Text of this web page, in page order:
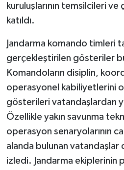
kuruluşlarının temsilcileri ve
katıldı.
Jandarma komando timleri
gerçekleştirilen gösteriler
Komandoların disiplin,
operasyonel kabiliyetlerini
gösterileri vatandaşlardan
Özellikle yakın savunma
operasyon senaryolarının
alanda bulunan vatandaşlar
izledi. Jandarma ekiplerinin